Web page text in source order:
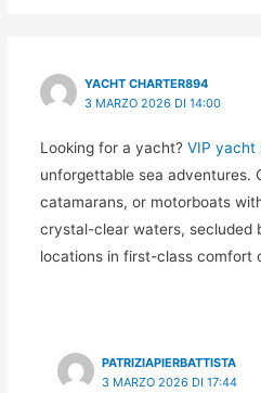
YACHT CHARTER894
3 MARZO 2026 DI 14:00
Looking for a yacht? VIP yacht
unforgettable sea adventures.
catamarans, or motorboats
crystal-clear waters, secluded
locations in first-class comfort
PATRIZIAPIERBATTISTA
3 MARZO 2026 DI 17:44